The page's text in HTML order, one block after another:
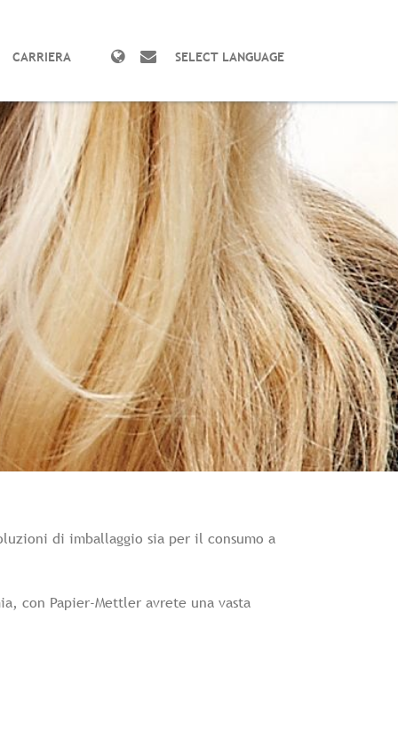
CARRIERA SELECT LANGUAGE
di imballaggio sia per il consumo a
con Papier-Mettler avrete una vasta